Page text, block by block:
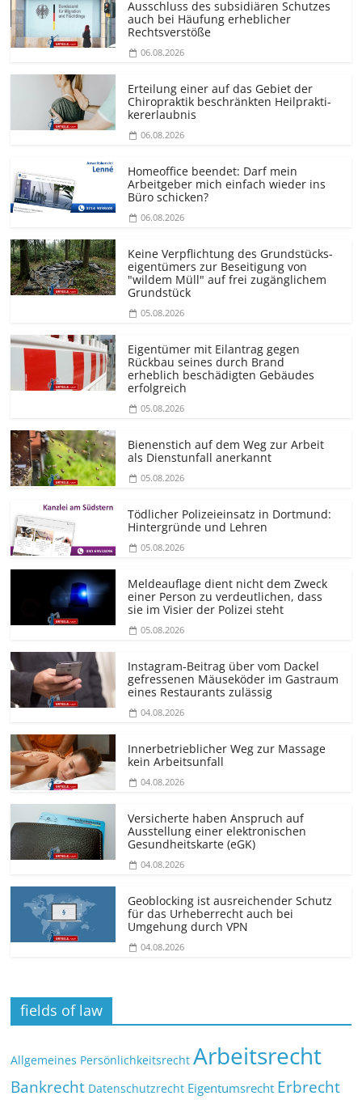
Ausschluss des subsidiären Schutzes
auch bei Häufung erheblicher
Rechtsverstöße
06.08.2026
Erteilung einer auf das Gebiet der
Chiropraktik beschränkten Heilprakti­
kererlaubnis
06.08.2026
Homeoffice beendet: Darf mein
Arbeitgeber mich einfach wieder ins
Büro schicken?
06.08.2026
Keine Verpflichtung des Grundstücks­
eigentümers zur Beseitigung von
"wildem Müll" auf frei zugänglichem
Grundstück
05.08.2026
Eigentümer mit Eilantrag gegen
Rückbau seines durch Brand
erheblich beschädigten Gebäudes
erfolgreich
05.08.2026
Bienenstich auf dem Weg zur Arbeit
als Dienstunfall anerkannt
05.08.2026
Tödlicher Polizeieinsatz in Dortmund:
Hintergründe und Lehren
05.08.2026
Meldeauflage dient nicht dem Zweck
einer Person zu verdeutlichen, dass
sie im Visier der Polizei steht
05.08.2026
Instagram-Beitrag über vom Dackel
gefressenen Mäuseköder im Gastraum
eines Restaurants zulässig
04.08.2026
Innerbetrieblicher Weg zur Massage
kein Arbeitsunfall
04.08.2026
Versicherte haben Anspruch auf
Ausstellung einer elektronischen
Gesundheitskarte (eGK)
04.08.2026
Geoblocking ist ausreichender Schutz
für das Urheberrecht auch bei
Umgehung durch VPN
04.08.2026
fields of law
Allgemeines Persönlichkeitsrecht Arbeitsrecht
Bankrecht Datenschutzrecht Eigentumsrecht Erbrecht